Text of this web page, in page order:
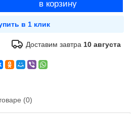
Доставим завтра 10 августа
(0)